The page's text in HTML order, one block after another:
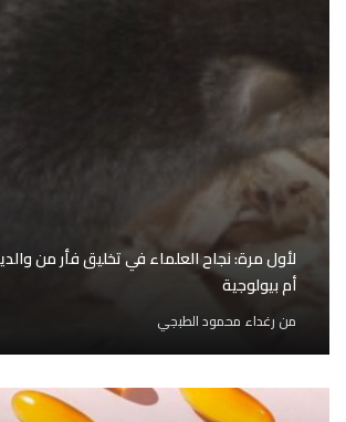
لأول مرة: نجاح العلماء في تخليق فأر من
أم بيولوجية
من رغداء محمود الطبجي